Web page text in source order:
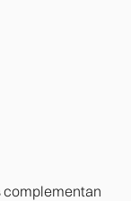
complementan